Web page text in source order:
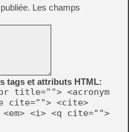
Les champs
tags et attributs HTML:
title=""> <acronym
cite=""> <cite>
<i> <q cite="">